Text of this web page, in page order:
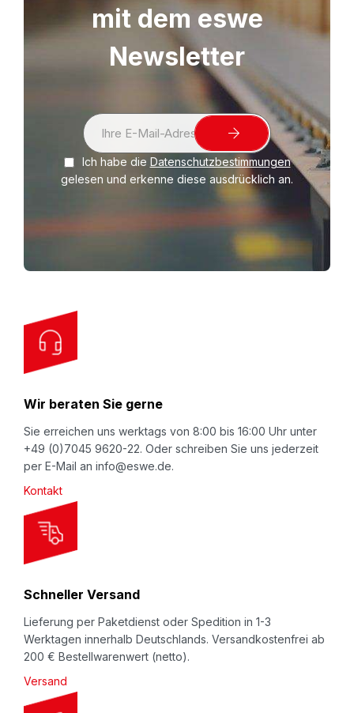
mit dem eswe
Newsletter
o
O
u
r
e
w
s
e
t
e
r
Ich habe die Datenschutzbestimmungen
gelesen und erkenne diese ausdrücklich an.
Wir beraten Sie gerne
Sie erreichen uns werktags von 8:00 bis 16:00 Uhr unter
+49 (0)7045 9620-22. Oder schreiben Sie uns jederzeit
per E-Mail an info@eswe.de.
Kontakt
Schneller Versand
Lieferung per Paketdienst oder Spedition in 1-3
Werktagen innerhalb Deutschlands. Versandkostenfrei ab
200 € Bestellwarenwert (netto).
Versand